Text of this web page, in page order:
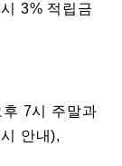
3% 적립금
7시 주말과
안내),